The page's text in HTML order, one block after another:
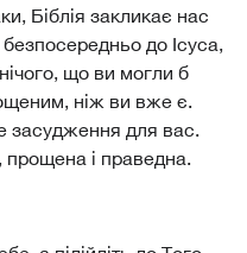
Біблія закликає нас
безпосередньо до Ісуса,
що ви могли б
ніж ви вже є.
засудження для вас.
прощена і праведна.